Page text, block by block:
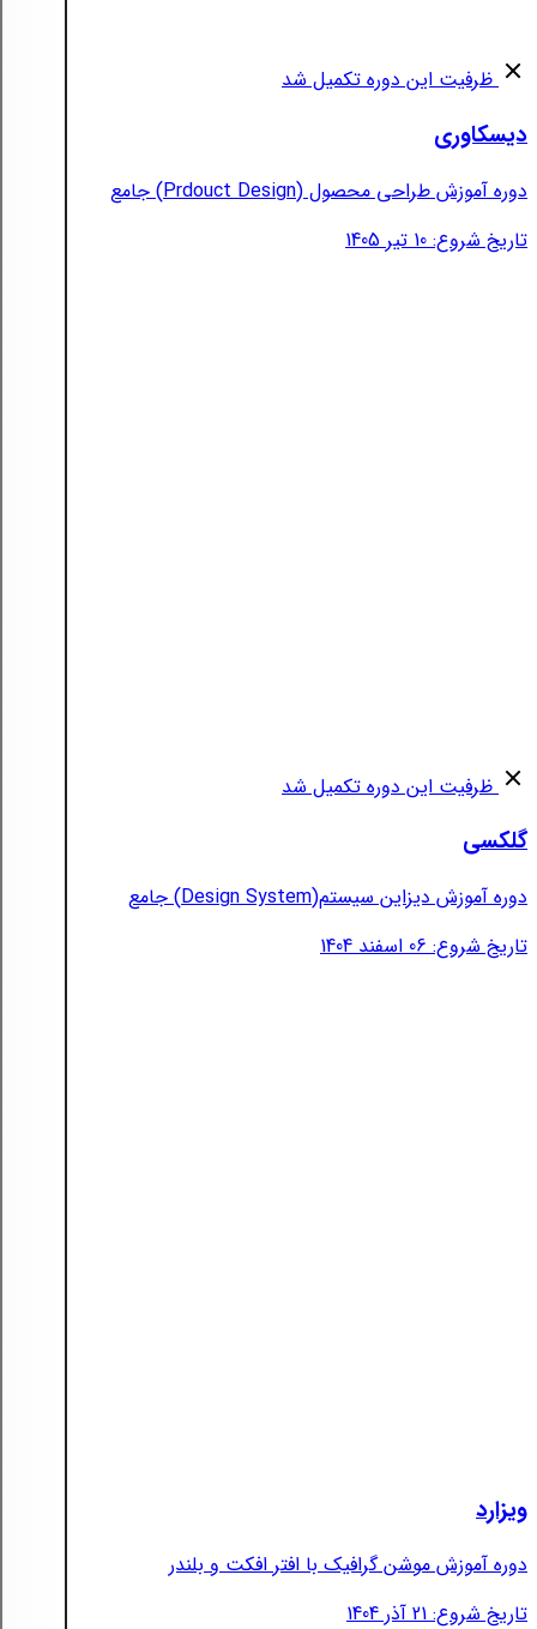
ظرفیت این دوره تکمیل شد
دیسکاوری
دوره آموزش طراحی محصول (Prdouct Design) جامع
تاریخ شروع: 10 تیر 1405
ظرفیت این دوره تکمیل شد
گلکسی
دوره آموزش دیزاین سیستم(Design System) جامع
تاریخ شروع: 06 اسفند 1404
ویزارد
دوره آموزش موشن گرافیک با افتر افکت و بلندر
تاریخ شروع: 21 آذر 1404